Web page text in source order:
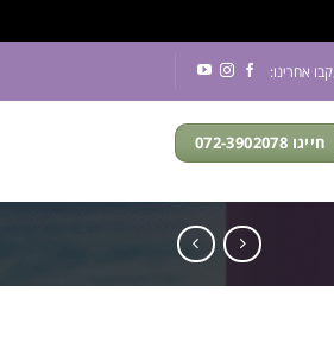
אחרינו:
חייגו 072-3902078